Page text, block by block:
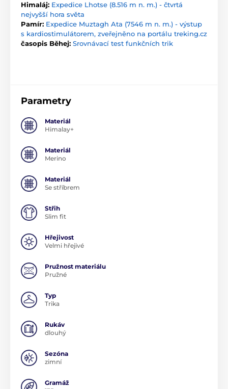
Himaláj: Expedice Lhotse (8.516 m n. m.) - čtvrtá
nejvyšší hora světa
Pamír: Expedice Muztagh Ata (7546 m n. m.) - výstup
s kardiostimulátorem, zveřejněno na portálu treking.cz
časopis Běhej: Srovnávací test funkčních trik
Parametry
Materiál
Himalay+
Materiál
Merino
Materiál
Se stříbrem
Střih
Slim fit
Hřejivost
Velmi hřejivé
Pružnost materiálu
Pružné
Typ
Trika
Rukáv
dlouhý
Sezóna
zimní
Gramáž